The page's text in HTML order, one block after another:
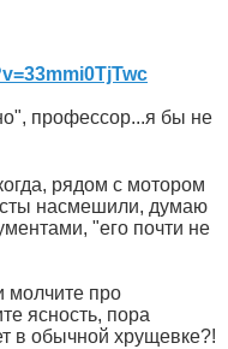
профессор...я бы не
рядом с мотором
насмешили, думаю
"его почти не
молчите про
ясность, пора
в обычной хрущевке?!